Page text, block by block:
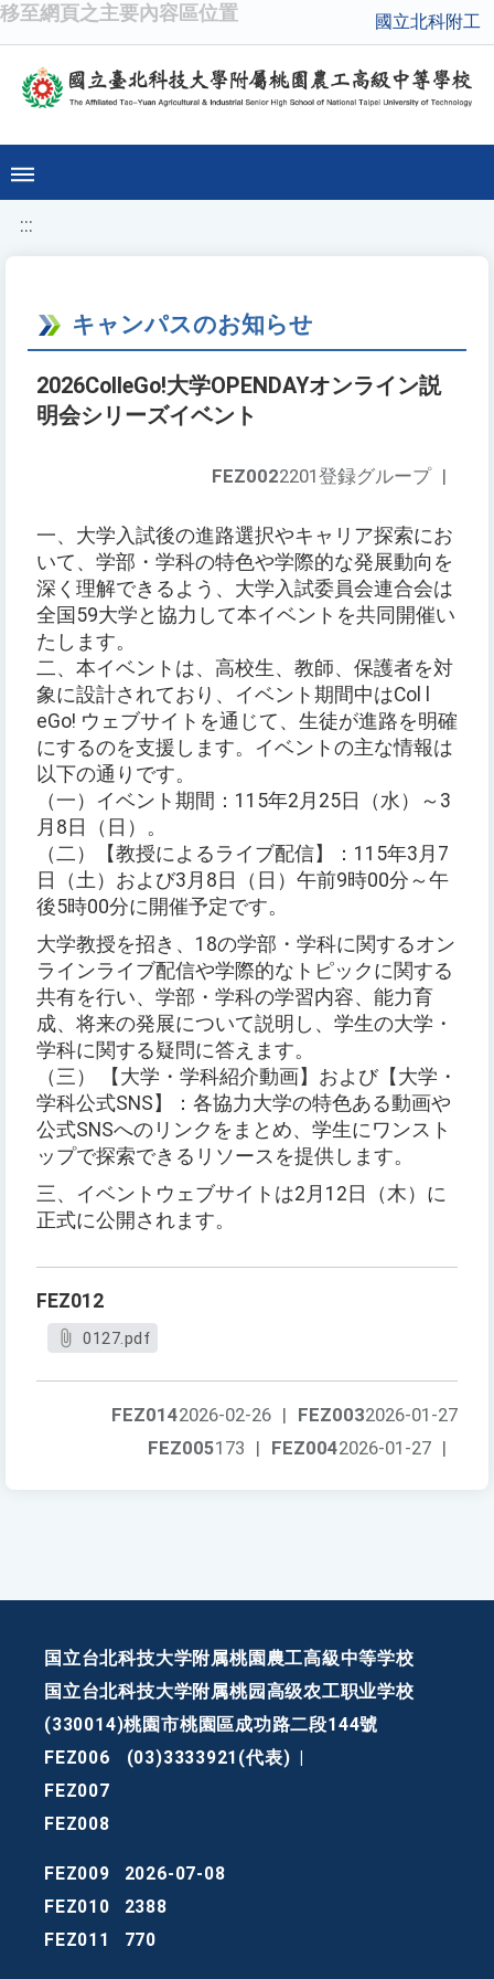
移至網頁之主要內容區位置 國立北科附工
:::
キャンパスのお知らせ
2026ColleGo!大学OPENDAYオンライン説
明会シリーズイベント
FEZ0022201登録グループ |
一、大学入試後の進路選択やキャリア探索にお
いて、学部・学科の特色や学際的な発展動向を
深く理解できるよう、大学入試委員会連合会は
全国59大学と協力して本イベントを共同開催い
たします。
二、本イベントは、高校生、教師、保護者を対
象に設計されており、イベント期間中はCol l
eGo! ウェブサイトを通じて、生徒が進路を明確
にするのを支援します。イベントの主な情報は
以下の通りです。
（一）イベント期間：115年2月25日（水）～3
月8日（日）。
（二）【教授によるライブ配信】：115年3月7
日（土）および3月8日（日）午前9時00分～午
後5時00分に開催予定です。
大学教授を招き、18の学部・学科に関するオン
ラインライブ配信や学際的なトピックに関する
共有を行い、学部・学科の学習内容、能力育
成、将来の発展について説明し、学生の大学・
学科に関する疑問に答えます。
（三） 【大学・学科紹介動画】および【大学・
学科公式SNS】：各協力大学の特色ある動画や
公式SNSへのリンクをまとめ、学生にワンスト
ップで探索できるリソースを提供します。
三、イベントウェブサイトは2月12日（木）に
正式に公開されます。
FEZ012
0127.pdf
FEZ0032026-01-27
FEZ0142026-02-26 |
FEZ0042026-01-27 |
FEZ005173 |
国立台北科技大学附属桃園農工高級中等学校
国立台北科技大学附属桃园高级农工职业学校
(330014)桃園市桃園區成功路二段144號
FEZ006
(03)3333921(代表)
FEZ007
FEZ008
FEZ009
2026-07-08
FEZ010
2388
FEZ011
770